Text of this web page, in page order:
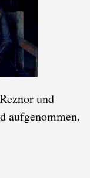
und
aufgenommen.